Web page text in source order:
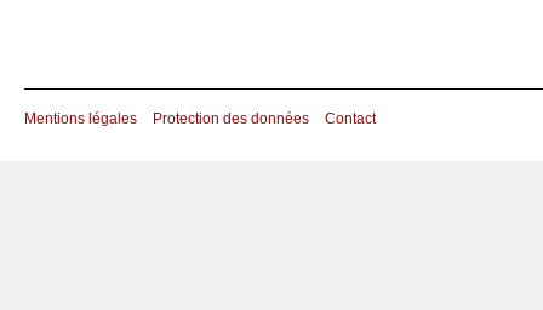
Mentions légales Protection des données Contact